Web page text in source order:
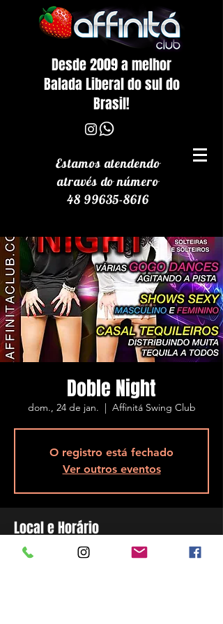
Desde 2009 a melhor
Balada Liberal do sul do
Brasil!
Estamos atendendo
atravésdo número
48 99635-8616
Doble Night
dom., 24 de jan.
  |
Affinitá Swing Club
O registro está fechado
Ver outros eventos
Local e Horário
24 de jan. de 2021, 21:00